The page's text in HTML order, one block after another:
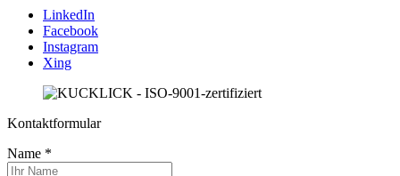
LinkedIn
Facebook
Instagram
Xing
Kontaktformular
Name *